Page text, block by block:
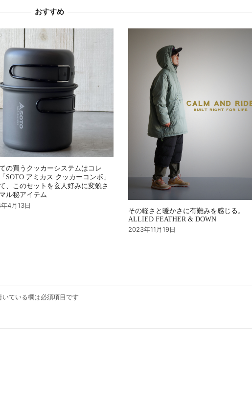
おすすめ
の買うクッカーシステムはコレ
SOTO アミカス クッカーコンボ」
、このセットを玄人好みに変貌さ
ル秘アイテム
4月13日
その軽さと暖かさに有難みを感じる。
ALLIED FEATHER & DOWN
2023年11月19日
いている欄は必須項目です